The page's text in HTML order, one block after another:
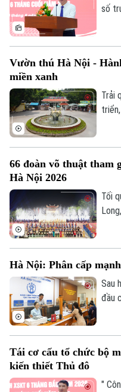
Chuyên mục
Thời sự
Hà Nội
Chính trị
Hà Nội
số
viên
triển
Vườn thú Hà Nội -
miền xanh
Trải
với
66 đoàn võ thuật tham
Hà Nội 2026
Tối
Hà Nội: Phân cấp
Sau
đầu
tổ
trúc
Tái cơ cấu tổ chức bộ
kiến thiết Thủ đô
"